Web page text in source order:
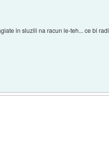
in sluzili na racun le-teh... ce bi radi